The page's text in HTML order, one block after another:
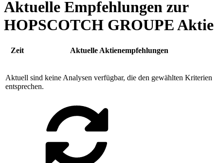
Aktuelle Empfehlungen zur
HOPSCOTCH GROUPE Aktie
Zeit Aktuelle Aktienempfehlungen
Aktuell sind keine Analysen verfügbar, die den gewählten Kriterien
entsprechen.